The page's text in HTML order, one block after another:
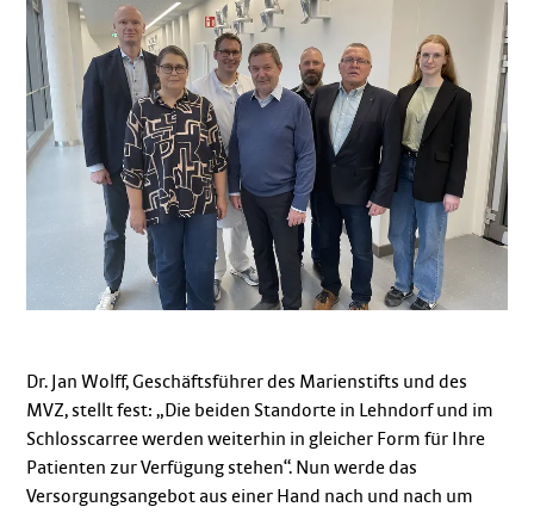
Dr. Jan Wolff, Geschäftsführer des Marienstifts und des
MVZ, stellt fest: „Die beiden Standorte in Lehndorf und im
Schlosscarree werden weiterhin in gleicher Form für Ihre
Patienten zur Verfügung stehen“. Nun werde das
Versorgungsangebot aus einer Hand nach und nach um